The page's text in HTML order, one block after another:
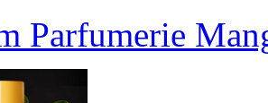
Parfumerie